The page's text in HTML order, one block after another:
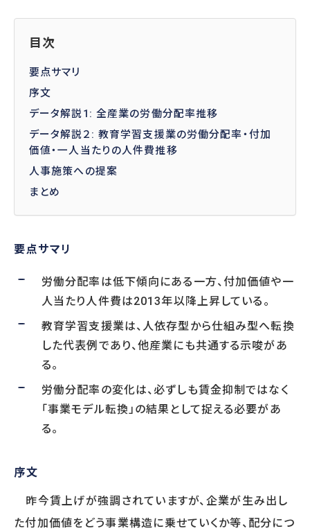
360度診断
人材開発
教育体系構築
雇用施策・その他
事例
人事向け無料セミナー情報
COMPANY
コンサルタント紹介
プライバシーポリシー
募集要項
採用エントリー
目次
要点サマリ
序文
データ解説1: 全産業の労働分配率推移
データ解説２: 教育学習支援業の労働分配率・付加
価値・一人当たりの人件費推移
人事施策への提案
まとめ
要点サマリ
労働分配率は低下傾向にある一方、付加価値や一
人当たり人件費は2013年以降上昇している。
教育学習支援業は、人依存型から仕組み型へ転換
した代表例であり、他産業にも共通する示唆があ
る。
労働分配率の変化は、必ずしも賃金抑制ではなく
「事業モデル転換」の結果として捉える必要があ
る。
序文
昨今賃上げが強調されていますが、企業が生み出し
た付加価値をどう事業構造に乗せていくか等、配分につ